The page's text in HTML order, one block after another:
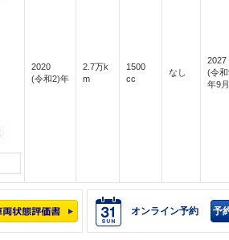
2020
(令和2)年
2.7万k
m
1500
cc
なし
2027
(令和
年9月
オンライン予約 予